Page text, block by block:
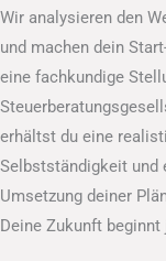
Wir analysieren den
und machen dein
eine fachkundige
erhältst du eine
Selbstständigkeit und
Umsetzung deiner
Deine Zukunft